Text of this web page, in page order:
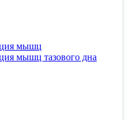
мышц
мышц тазового дна